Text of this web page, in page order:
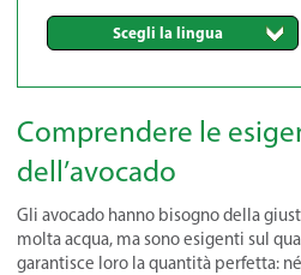
Scegli la lingua
Comprendere le
dell’avocado
Gli avocado hanno bisogno della
molta acqua, ma sono esigenti sul
garantisce loro la quantità perfetta: